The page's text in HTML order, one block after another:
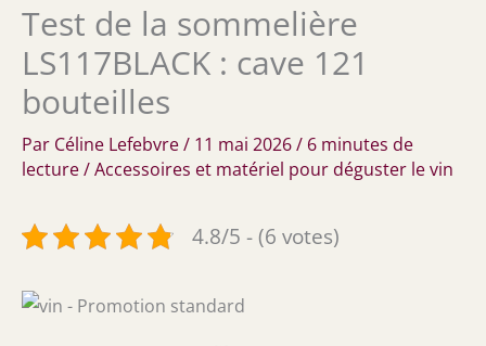
Test de la sommelière
LS117BLACK : cave 121
bouteilles
Par Céline Lefebvre/ 11 mai 2026/ 6 minutes de
lecture/Accessoires et matériel pour déguster le vin
4.8/5 - (6 votes)